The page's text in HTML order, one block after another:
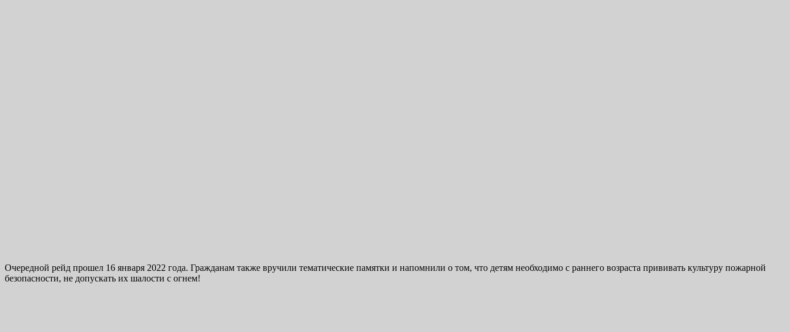
Очередной рейд прошел 16 января 2022 года. Гражданам также вручили тематические памятки и напомнили о том, что детям необходимо с раннего возраста прививать культуру пожарной
безопасности, не допускать их шалости с огнем!